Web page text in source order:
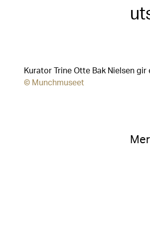
Kurator Trine Otte Bak Nielsen
© Munchmuseet